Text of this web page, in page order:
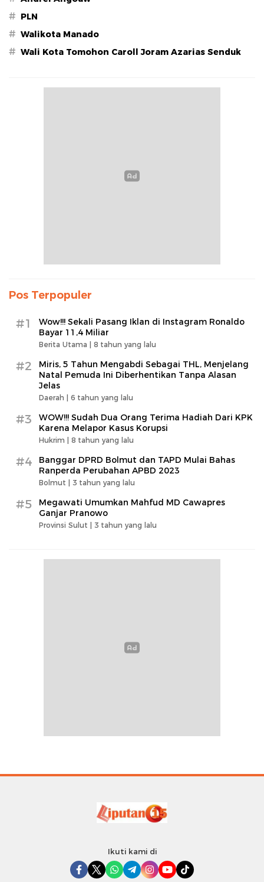
# PLN
# Walikota Manado
# Wali Kota Tomohon Caroll Joram Azarias Senduk
Pos Terpopuler
#1
Wow!!! Sekali Pasang Iklan di Instagram Ronaldo
Bayar 11,4 Miliar
Berita Utama | 8 tahun yang lalu
#2
Miris, 5 Tahun Mengabdi Sebagai THL, Menjelang
Natal Pemuda Ini Diberhentikan Tanpa Alasan
Jelas
Daerah | 6 tahun yang lalu
#3
WOW!!! Sudah Dua Orang Terima Hadiah Dari KPK
Karena Melapor Kasus Korupsi
Hukrim | 8 tahun yang lalu
#4
Banggar DPRD Bolmut dan TAPD Mulai Bahas
Ranperda Perubahan APBD 2023
Bolmut | 3 tahun yang lalu
#5
Megawati Umumkan Mahfud MD Cawapres
Ganjar Pranowo
Provinsi Sulut | 3 tahun yang lalu
Ikuti kami di